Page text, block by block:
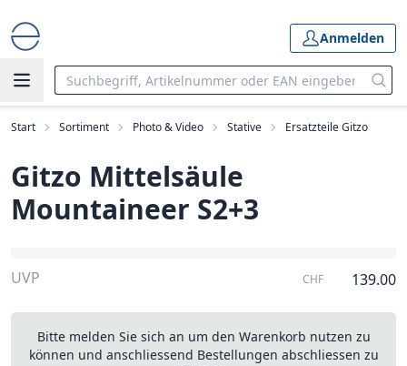
Anmelden
Start Sortiment Photo & Video Stative Ersatzteile Gitzo
Gitzo Mittelsäule
Mountaineer S2+3
UVP CHF 139.00
Bitte melden Sie sich an um den Warenkorb nutzen zu
können und anschliessend Bestellungen abschliessen zu